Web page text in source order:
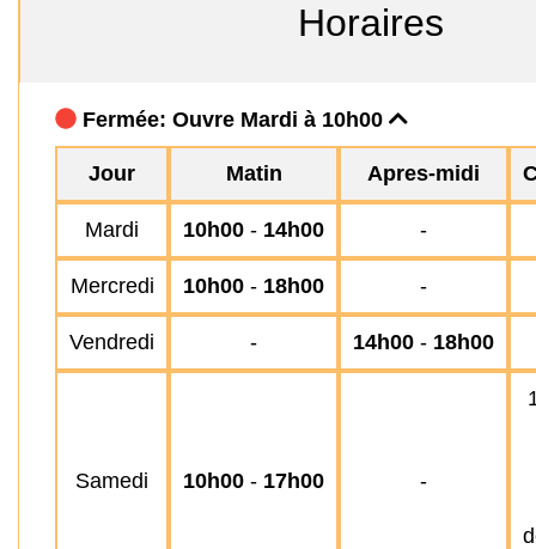
Horaires
Fermée: Ouvre Mardi à 10h00
Jour Matin Apres-midi
Mardi 10h00 - 14h00 -
Mercredi 10h00 - 18h00 -
Vendredi - 14h00 - 18h00
Samedi 10h00 - 17h00 -